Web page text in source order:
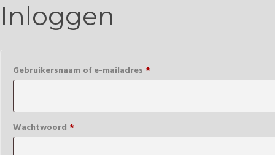
Inloggen
Gebruikersnaam of e-mailadres *Verplicht
Wachtwoord *Verplicht